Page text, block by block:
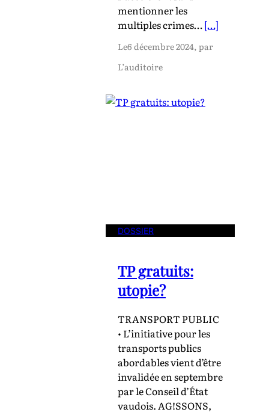
mentionner les
multiples crimes…[…]
Le6 décembre 2024, par
L’auditoire
DOSSIER
TP gratuits:
utopie?
TRANSPORT PUBLIC
• L’initiative pour les
transports publics
abordables vient d’être
invalidée en septembre
par le Conseil d’État
vaudois. AG!SSONS,